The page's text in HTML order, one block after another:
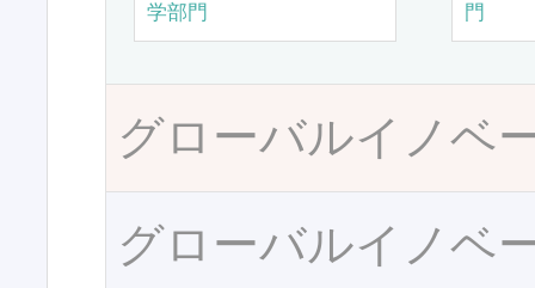
学部門
門
グローバルイノベ
グローバルイノベ